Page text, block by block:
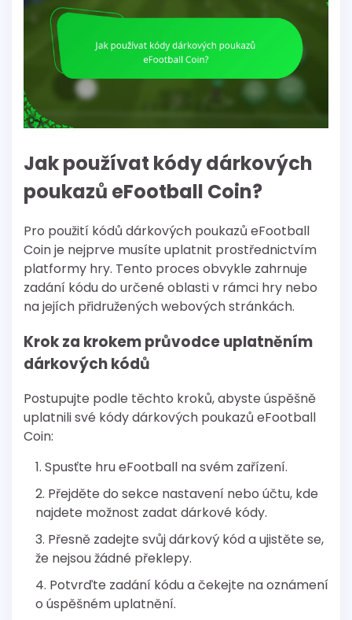
Jak používat kódy dárkových
poukazů eFootball Coin?
Pro použití kódů dárkových poukazů eFootball
Coin je nejprve musíte uplatnit prostřednictvím
platformy hry. Tento proces obvykle zahrnuje
zadání kódu do určené oblasti v rámci hry nebo
na jejích přidružených webových stránkách.
Krok za krokem průvodce uplatněním
dárkových kódů
Postupujte podle těchto kroků, abyste úspěšně
uplatnili své kódy dárkových poukazů eFootball
Coin:
Spusťte hru eFootball na svém zařízení.
Přejděte do sekce nastavení nebo účtu, kde
najdete možnost zadat dárkové kódy.
Přesně zadejte svůj dárkový kód a ujistěte se,
že nejsou žádné překlepy.
Potvrďte zadání kódu a čekejte na oznámení
o úspěšném uplatnění.